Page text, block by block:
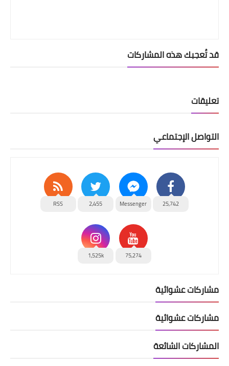
قد تُعجبك هذه المشاركات
تعليقات
التواصل الإجتماعي
25,742
Messenger
2,455
RSS
75,274
1,525k
مشاركات عشوائية
مشاركات عشوائية
المشاركات الشائعة